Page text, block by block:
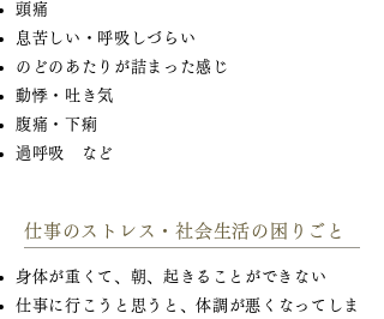
頭痛
息苦しい・呼吸しづらい
のどのあたりが詰まった感じ
動悸・吐き気
腹痛・下痢
過呼吸 など
仕事のストレス・社会生活の困りごと
身体が重くて、朝、起きることができない
仕事に行こうと思うと、体調が悪くなってしま